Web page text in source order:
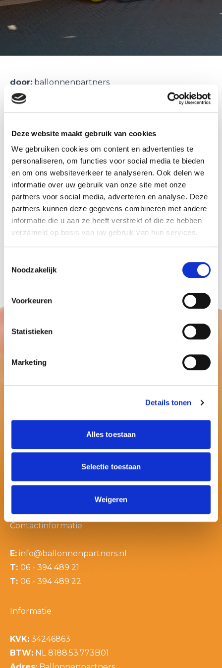
Deze website maakt gebruik van cookies
We gebruiken cookies om content en advertenties te
personaliseren, om functies voor social media te bieden
en om ons websiteverkeer te analyseren. Ook delen we
informatie over uw gebruik van onze site met onze
partners voor social media, adverteren en analyse. Deze
partners kunnen deze gegevens combineren met andere
informatie die u aan ze heeft verstrekt of die ze hebben
verzameld op basis van uw gebruik van hun services.
Noodzakelijk
Voorkeuren
Statistieken
Marketing
Details tonen
Alles toestaan
Selectie toestaan
Weigeren
door: ballonnenpartners
tags:
ballonnenboog en ballon pilaren Hema
Ballonnen decoraties Hema vestigingen
ballonnen decoraties geleverd.
Onder andere 18 ballon pilaren, een aantal
ballonnenbogen en helium ballon trosjes.
Heeft u voor diverse filialen ook ballonnen
decoraties nodig, dan bent u bij ons aan het juiste
adres.
Ook twee ballonnen pilaren te Baarn voor een
feest.
Contactinformatie
E: info@ballonnenpartners.nl
T: 06 - 394 489 21
T: 06 - 394 489 22
Informatie
KVK: 34246863
BTW: NL 8188.53.773B01